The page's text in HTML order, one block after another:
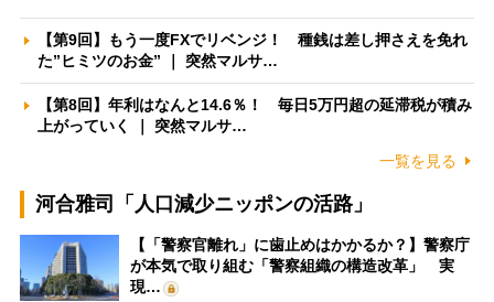
【第9回】もう一度FXでリベンジ！ 種銭は差し押さえを免れ
た”ヒミツのお金” ｜ 突然マルサ…
【第8回】年利はなんと14.6％！ 毎日5万円超の延滞税が積み
上がっていく ｜ 突然マルサ…
一覧を見る
河合雅司「人口減少ニッポンの活路」
【「警察官離れ」に歯止めはかかるか？】警察庁
が本気で取り組む「警察組織の構造改革」 実
現…